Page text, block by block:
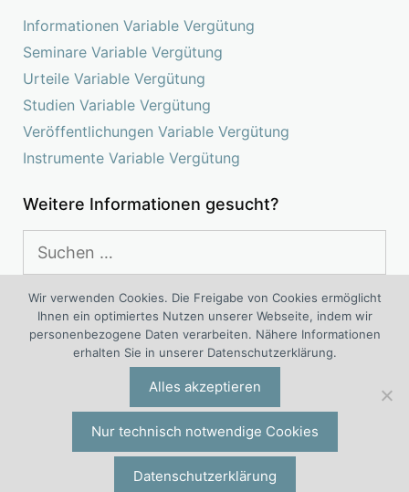
Informationen Variable Vergütung
Seminare Variable Vergütung
Urteile Variable Vergütung
Studien Variable Vergütung
Veröffentlichungen Variable Vergütung
Instrumente Variable Vergütung
Weitere Informationen gesucht?
nach:
Das Kompetenz Center Variable Vergütung ist ein
interdisziplinäres Projekt von Experten für variable Vergütung
und variable Vergütungssysteme der I.O. Group
Unternehmensberatungsgruppe | Engelsstraße 6 | 42283
Wuppertal | Deutschland | Tel. +49 (0)202 277 5000 |
|Datenschutz| Impressum| Preise & Konditionen
Kontakt
Kompetenz Center Variable Vergütung
Wir verwenden Cookies. Die Freigabe von Cookies ermöglicht
Ihnen ein optimiertes Nutzen unserer Webseite, indem wir
personenbezogene Daten verarbeiten. Nähere Informationen
erhalten Sie in unserer Datenschutzerklärung.
Alles akzeptieren
Nur technisch notwendige Cookies
Datenschutzerklärung